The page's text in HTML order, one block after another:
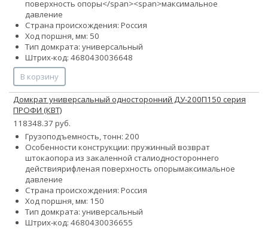
поверхность опоры</span><span>максимальное
давление
Страна происхождения: Россия
Ход поршня, мм: 50
Тип домкрата: универсальный
Штрих-код: 4680430036648
В корзину
Домкрат универсальный односторонний ДУ-200П150 серия
ПРОФИ (КВТ)
118348.37 руб.
Грузоподъемность, тонн: 200
Особенности конструкции: пружинный возврат
штокаопора из закаленной сталиодностороннего
действиярифленая поверхность опорымаксимальное
давление
Страна происхождения: Россия
Ход поршня, мм: 150
Тип домкрата: универсальный
Штрих-код: 4680430036655